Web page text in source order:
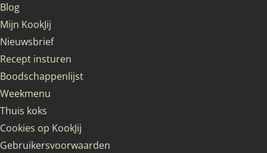
Blog
Mijn KookJij
Nieuwsbrief
Recept insturen
Boodschappenlijst
Weekmenu
Thuis koks
Cookies op KookJij
Gebruikersvoorwaarden